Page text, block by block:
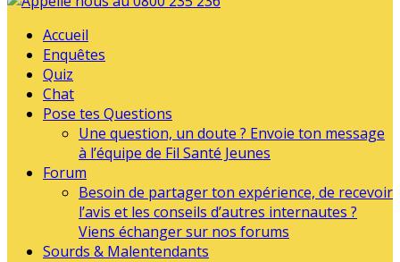
Accueil
Enquêtes
Quiz
Chat
Pose tes Questions
Une question, un doute ? Envoie ton message
à l’équipe de Fil Santé Jeunes
Forum
Besoin de partager ton expérience, de recevoir
l’avis et les conseils d’autres internautes ?
Viens échanger sur nos forums
Sourds & Malentendants